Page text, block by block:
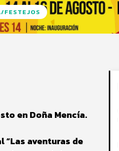
FESTEJOS
en Doña Mencía.
aventuras de